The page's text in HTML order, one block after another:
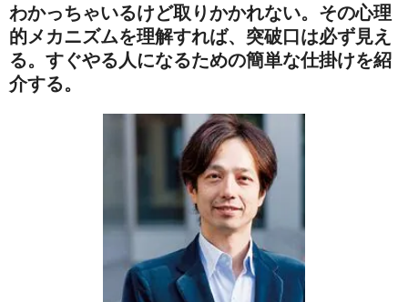
わかっちゃいるけど取りかかれない。その心理
的メカニズムを理解すれば、突破口は必ず見え
る。すぐやる人になるための簡単な仕掛けを紹
介する。